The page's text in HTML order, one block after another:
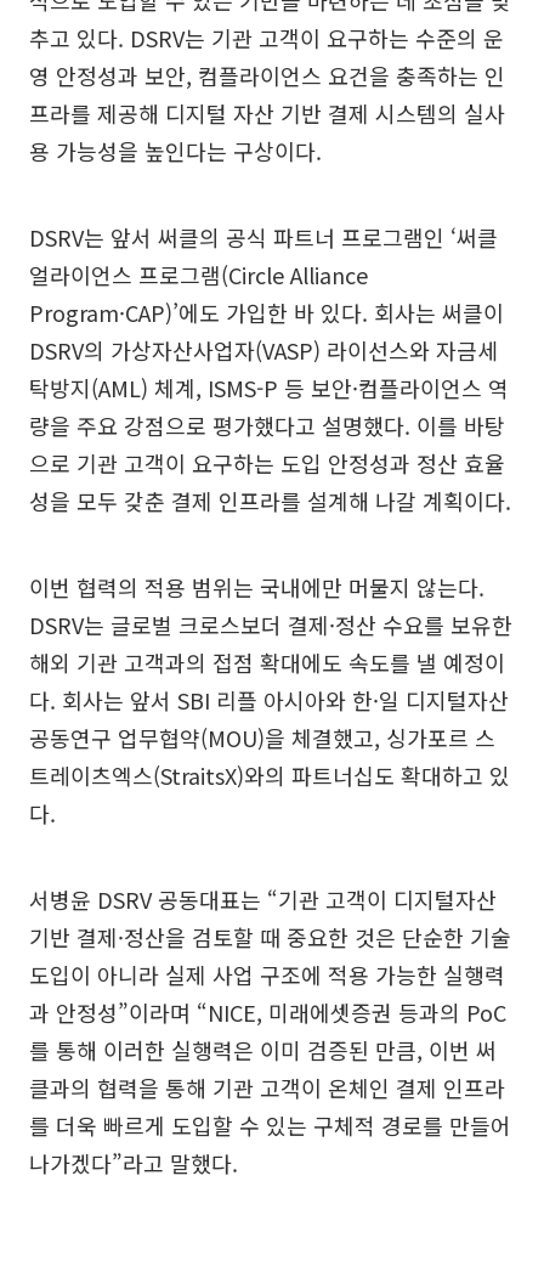
추고 있다. DSRV는 기관 고객이 요구하는 수준의 운
영 안정성과 보안, 컴플라이언스 요건을 충족하는 인
프라를 제공해 디지털 자산 기반 결제 시스템의 실사
용 가능성을 높인다는 구상이다.
DSRV는 앞서 써클의 공식 파트너 프로그램인 ‘써클
얼라이언스 프로그램(Circle Alliance
Program·CAP)’에도 가입한 바 있다. 회사는 써클이
DSRV의 가상자산사업자(VASP) 라이선스와 자금세
탁방지(AML) 체계, ISMS-P 등 보안·컴플라이언스 역
량을 주요 강점으로 평가했다고 설명했다. 이를 바탕
으로 기관 고객이 요구하는 도입 안정성과 정산 효율
성을 모두 갖춘 결제 인프라를 설계해 나갈 계획이다.
이번 협력의 적용 범위는 국내에만 머물지 않는다.
DSRV는 글로벌 크로스보더 결제·정산 수요를 보유한
해외 기관 고객과의 접점 확대에도 속도를 낼 예정이
다. 회사는 앞서 SBI 리플 아시아와 한·일 디지털자산
공동연구 업무협약(MOU)을 체결했고, 싱가포르 스
트레이츠엑스(StraitsX)와의 파트너십도 확대하고 있
다.
서병윤 DSRV 공동대표는 “기관 고객이 디지털자산
기반 결제·정산을 검토할 때 중요한 것은 단순한 기술
도입이 아니라 실제 사업 구조에 적용 가능한 실행력
과 안정성”이라며 “NICE, 미래에셋증권 등과의 PoC
를 통해 이러한 실행력은 이미 검증된 만큼, 이번 써
클과의 협력을 통해 기관 고객이 온체인 결제 인프라
를 더욱 빠르게 도입할 수 있는 구체적 경로를 만들어
나가겠다”라고 말했다.